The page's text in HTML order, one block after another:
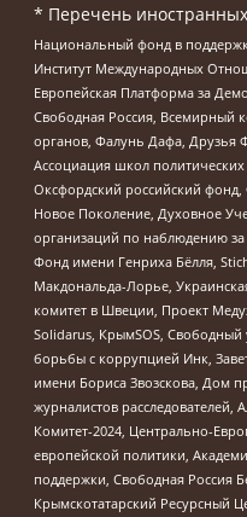
* Перечень
Национальный фонд в
Институт Международных
Европейская Платформа за
Свободная Россия, Всемирный
органов, Фалунь Дафа, Друзья
Ассоциация школ
Оксфордский российский
Новое Поколение, Духовное
организаций по наблюдению
Фонд имени Генриха Бёлля,
Макдональда-Лорье,
комитет в Швеции, Проект
Solidarus, КрымSOS, Свободный
борьбы с коррупцией Инк,
имени Бориса Звозскова, Дом
журналистов
Комитет-2024, Центрально-
европейской политики,
поддержки, Свободная Россия
Крымскотатарский Ресурсный